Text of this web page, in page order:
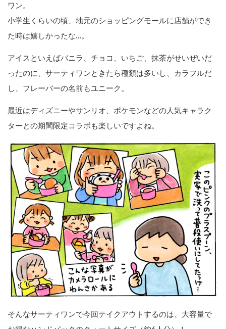
ワン。
小学生くらいの頃、地元のショッピングモールに店舗ができ
た時は嬉しかったな…。
アイスといえばバニラ、チョコ、いちご、抹茶がせいぜいだ
ったのに、サーティワンときたら種類は多いし、カラフルだ
し、フレーバーの名前もユニーク。
最近はディズニーやサンリオ、ポケモンなどの人気キャラク
ターとの期間限定コラボも楽しいですよね。
そんなサーティワンで今回テイクアウトするのは、大容量で